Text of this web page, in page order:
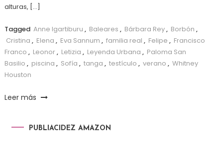
alturas, […]
Tagged Anne Igartiburu , Baleares , Bárbara Rey, Borbón ,
Cristina , Elena , Eva Sannum , familia real , Felipe , Francisco
Franco , Leonor, Letizia , Leyenda Urbana , Paloma San
Basilio , piscina , Sofía , tanga , testículo , verano , Whitney
Houston
Leer más
PUBLIACIDEZ AMAZON